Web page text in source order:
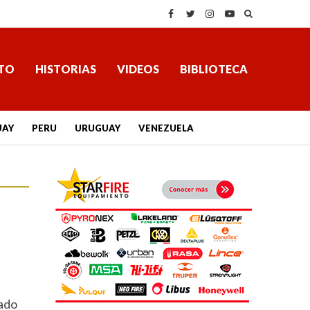
HISTORIAS VIDEOS BIBLIOTECA
PERU URUGUAY VENEZUELA